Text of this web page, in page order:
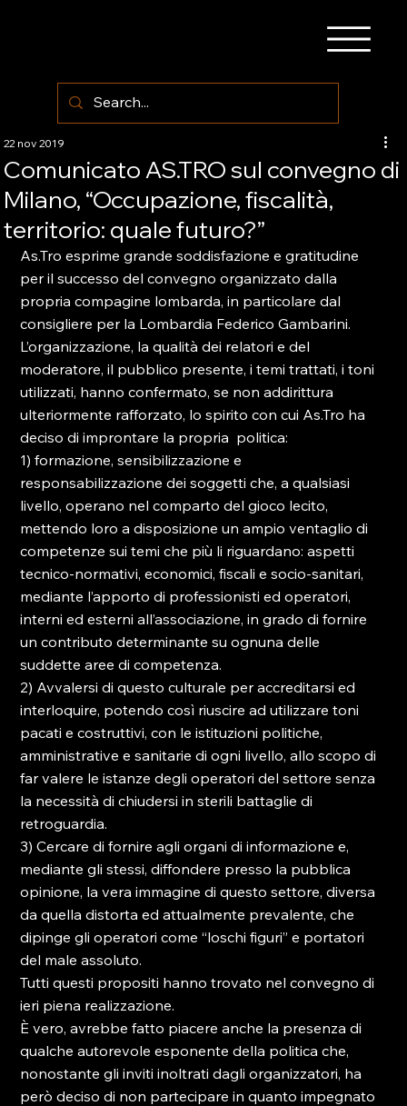
Comunicato AS.TRO sul convegno di
Milano, “Occupazione, fiscalità,
territorio: quale futuro?”
22 nov 2019
As.Tro esprime grande soddisfazione e gratitudine
per il successo del convegno organizzato dalla
propria compagine lombarda, in particolare dal
consigliere per la Lombardia Federico Gambarini.
L’organizzazione, la qualità dei relatori e del
moderatore, il pubblico presente, i temi trattati, i toni
utilizzati, hanno confermato, se non addirittura
ulteriormente rafforzato, lo spirito con cui As.Tro ha
deciso di improntare la propria politica:
1) formazione, sensibilizzazione e
responsabilizzazione dei soggetti che, a qualsiasi
livello, operano nel comparto del gioco lecito,
mettendo loro a disposizione un ampio ventaglio di
competenze sui temi che più li riguardano: aspetti
tecnico-normativi, economici, fiscali e socio-sanitari,
mediante l’apporto di professionisti ed operatori,
interni ed esterni all’associazione, in grado di fornire
un contributo determinante su ognuna delle
suddette aree di competenza.
2) Avvalersi di questo culturale per accreditarsi ed
interloquire, potendo così riuscire ad utilizzare toni
pacati e costruttivi, con le istituzioni politiche,
amministrative e sanitarie di ogni livello, allo scopo di
far valere le istanze degli operatori del settore senza
la necessità di chiudersi in sterili battaglie di
retroguardia.
3) Cercare di fornire agli organi di informazione e,
mediante gli stessi, diffondere presso la pubblica
opinione, la vera immagine di questo settore, diversa
da quella distorta ed attualmente prevalente, che
dipinge gli operatori come “loschi figuri” e portatori
del male assoluto.
Tutti questi propositi hanno trovato nel convegno di
ieri piena realizzazione.
È vero, avrebbe fatto piacere anche la presenza di
qualche autorevole esponente della politica che,
nonostante gli inviti inoltrati dagli organizzatori, ha
però deciso di non partecipare in quanto impegnato